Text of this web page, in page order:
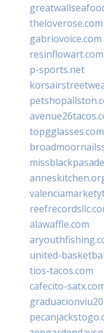
theloverose.com
gabriovoice.com
resinflowart.com
p-sports.net
topgglasses.com
alawaffle.com
united-
tios-tacos.com
cafecito-